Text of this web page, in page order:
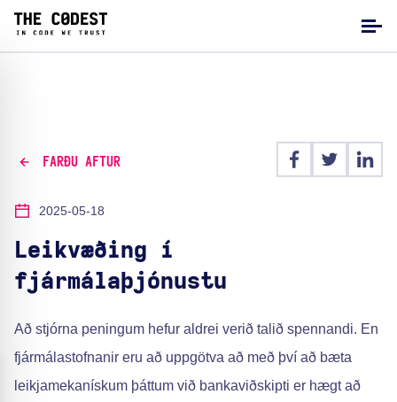
FARÐU AFTUR
2025-05-18
Leikvæðing í
fjármálaþjónustu
Að stjórna peningum hefur aldrei verið talið spennandi. En
fjármálastofnanir eru að uppgötva að með því að bæta
leikjamekanískum þáttum við bankaviðskipti er hægt að